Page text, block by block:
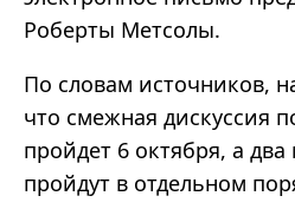
Роберты Метсолы.
По словам источников,
что смежная дискуссия
пройдет 6 октября, а два
пройдут в отдельном